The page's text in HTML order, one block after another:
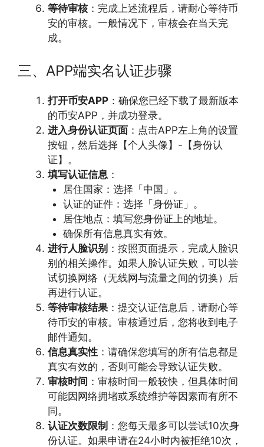
等待审核：完成上述流程后，请耐心等待币
安的审核。一般情况下，审核会在当天完
成。
三、APP端实名认证步骤
打开币安APP ：确保您已经下载了最新版本
的币安APP，并成功登录。
进入身份认证页面 ：点击APP左上角的设置
按钮，然后选择【个人头像】-【身份认
证】。
填写认证信息 ：
居住国家：选择「中国」。
认证的证件：选择「身份证」。
居住地点：填写您身份证上的地址。
确保所有信息真实有效。
进行人脸识别 ：按照页面提示，完成人脸识
别的相关操作。如果人脸认证失败，可以尝
试切换网络（无线网与流量之间的切换）后
再进行认证。
等待审核结果 ：提交认证信息后，请耐心等
待币安的审核。审核通过后，您将收到电子
邮件通知。
信息真实性 ：请确保您填写的所有信息都是
真实有效的，否则可能会导致认证失败。
审核时间 ：审核时间一般较快，但具体时间
可能因网络拥堵或系统维护等因素而有所不
同。
认证次数限制 ：您每天最多可以尝试10次身
份认证。如果申请在24小时内被拒绝10次，